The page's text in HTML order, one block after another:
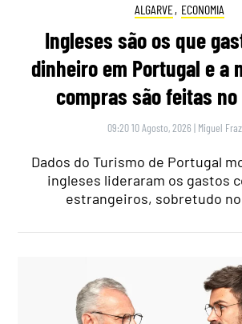
ALGARVE, ECONOMIA
Ingleses são os que
dinheiro em Portugal e a
compras são feitas
09:20 10 Agosto, 2026 | Miguel
Dados do Turismo de Portugal
ingleses lideraram os gastos
estrangeiros, sobretudo